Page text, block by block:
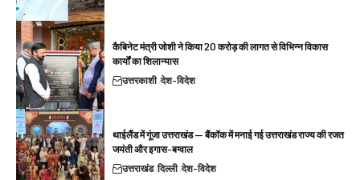
कैबिनेट मंत्री जोशी ने किया 20 करोड़ की लागत से विभिन्न विकास
कार्यों का शिलान्यास
उत्तरकाशी देश-विदेश
थाईलैंड में गूंजा उत्तराखंड — बैंकॉक में मनाई गई उत्तराखंड राज्य की रजत
जयंती और इगास-बग्वाल
उत्तराखंड दिल्ली देश-विदेश